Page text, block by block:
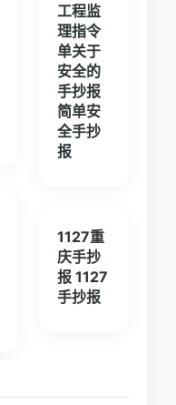
工程监
理指令
单关于
安全的
手抄报
简单安
全手抄
报
1127重
庆手抄
报 1127
手抄报